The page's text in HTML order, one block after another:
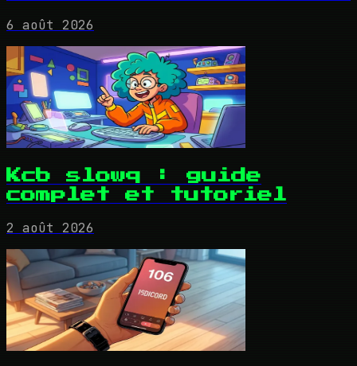
6 août 2026
Kcb slowq : guide
complet et tutoriel
2 août 2026